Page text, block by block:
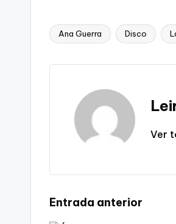
Etiquetas:
Ana Guerra Disco
Ver
Navegación
Entrada anterior